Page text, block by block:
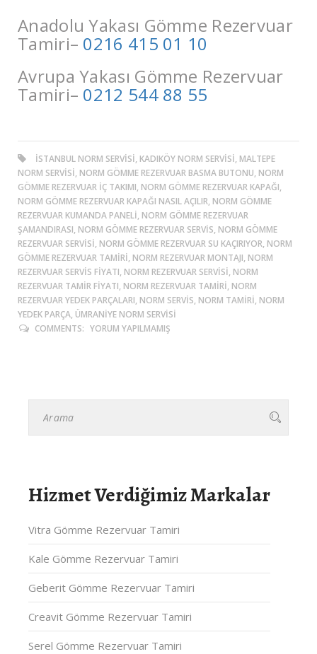
Anadolu Yakası Gömme Rezervuar
Tamiri– 0216 415 01 10
Avrupa Yakası Gömme Rezervuar
Tamiri– 0212 544 88 55
ISTANBUL NORM SERVISI, KADIKÖY NORM SERVISI, MALTEPE
NORM SERVISI, NORM GÖMME REZERVUAR BASMA BUTONU, NORM
GÖMME REZERVUAR İÇ TAKIMI, NORM GÖMME REZERVUAR KAPAĞI,
NORM GÖMME REZERVUAR KAPAĞI NASIL AÇILIR, NORM GÖMME
REZERVUAR KUMANDA PANELI, NORM GÖMME REZERVUAR
ŞAMANDIRASI, NORM GÖMME REZERVUAR SERVIS, NORM GÖMME
REZERVUAR SERVISI, NORM GÖMME REZERVUAR SU KAÇIRIYOR, NORM
GÖMME REZERVUAR TAMIRI, NORM REZERVUAR MONTAJI, NORM
REZERVUAR SERVIS FIYATI, NORM REZERVUAR SERVISI, NORM
REZERVUAR TAMIR FIYATI, NORM REZERVUAR TAMIRI, NORM
REZERVUAR YEDEK PARÇALARI, NORM SERVIS, NORM TAMIRI, NORM
YEDEK PARÇA, ÜMRANIYE NORM SERVISI
COMMENTS: YORUM YAPILMAMIŞ
Hizmet Verdiğimiz Markalar
Vitra Gömme Rezervuar Tamiri
Kale Gömme Rezervuar Tamiri
Geberit Gömme Rezervuar Tamiri
Creavit Gömme Rezervuar Tamiri
Serel Gömme Rezervuar Tamiri